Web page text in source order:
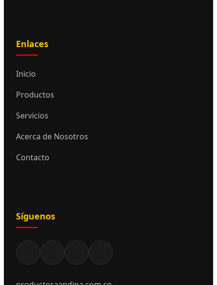
Enlaces
Inicio
Productos
Servicios
Acerca de Nosotros
Contacto
Síguenos